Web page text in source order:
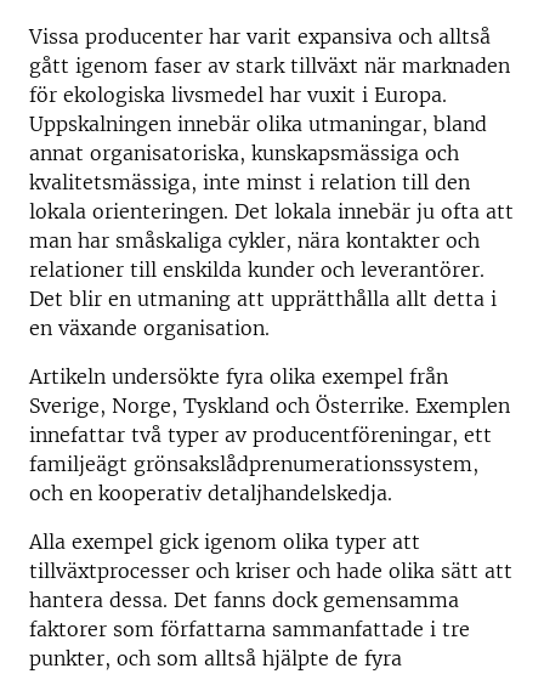
Vissa producenter har varit expansiva och alltså
gått igenom faser av stark tillväxt när marknaden
för ekologiska livsmedel har vuxit i Europa.
Uppskalningen innebär olika utmaningar, bland
annat organisatoriska, kunskapsmässiga och
kvalitetsmässiga, inte minst i relation till den
lokala orienteringen. Det lokala innebär ju ofta att
man har småskaliga cykler, nära kontakter och
relationer till enskilda kunder och leverantörer.
Det blir en utmaning att upprätthålla allt detta i
en växande organisation.
Artikeln undersökte fyra olika exempel från
Sverige, Norge, Tyskland och Österrike. Exemplen
innefattar två typer av producentföreningar, ett
familjeägt grönsakslådprenumerationssystem,
och en kooperativ detaljhandelskedja.
Alla exempel gick igenom olika typer att
tillväxtprocesser och kriser och hade olika sätt att
hantera dessa. Det fanns dock gemensamma
faktorer som författarna sammanfattade i tre
punkter, och som alltså hjälpte de fyra